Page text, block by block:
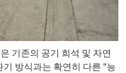
기존의 공기 희석 및 자연
방식과는 확연히 다른 "능